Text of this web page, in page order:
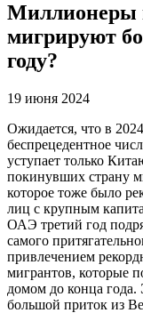
Миллионеры
мигрируют
году?
19 июня 2024
Ожидается, что в
беспрецедентное
уступает только
покинувших страну
которое тоже было
лиц с крупным
ОАЭ третий год
самого
привлечением
мигрантов, которые
домом до конца года.
большой приток из